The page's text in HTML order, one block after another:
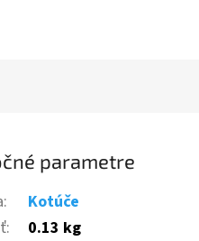
parametre
:
Kotúče
:
0.13 kg